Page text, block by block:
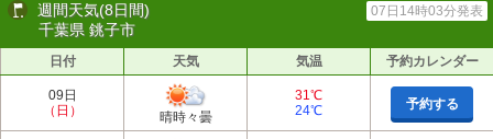
週間天気(8日間)
千葉県 銚子市
07日14時03分発表
日付 天気 気温 予約カレンダー
09日
（日）
晴時々曇
31℃
24℃
予約する